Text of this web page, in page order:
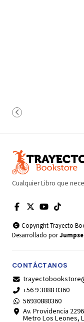
Cualquier Libro que
Copyright Trayecto
Desarrollado por
CONTÁCTANOS
+56 9 3088 0360
56930880360
Av. Providencia
Metro Los Leones,